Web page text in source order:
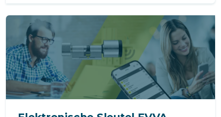
Watch.